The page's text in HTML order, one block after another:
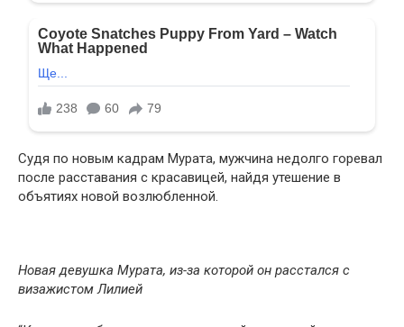
Судя по новым кадрам Мурата, мужчина недолго горевал
после расставания с красавицей, найдя утешение в
объятиях новой возлюбленной.
Новая девушка Мурата, из-за которой он расстался с
визажистом Лилией